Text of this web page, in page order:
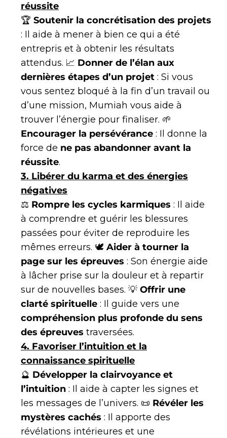
réussite
🏆 Soutenir la concrétisation des projets
: Il aide à mener à bien ce qui a été
entrepris et à obtenir les résultats
attendus. 📈 Donner de l’élan aux
dernières étapes d’un projet : Si vous
vous sentez bloqué à la fin d’un travail ou
d’une mission, Mumiah vous aide à
trouver l’énergie pour finaliser. 🌱
Encourager la persévérance : Il donne la
force de ne pas abandonner avant la
réussite.
3. Libérer du karma et des énergies
négatives
⚖ Rompre les cycles karmiques : Il aide
à comprendre et guérir les blessures
passées pour éviter de reproduire les
mêmes erreurs. 🕊 Aider à tourner la
page sur les épreuves : Son énergie aide
à lâcher prise sur la douleur et à repartir
sur de nouvelles bases. 💡 Offrir une
clarté spirituelle : Il guide vers une
compréhension plus profonde du sens
des épreuves traversées.
4. Favoriser l’intuition et la
connaissance spirituelle
🔮 Développer la clairvoyance et
l’intuition : Il aide à capter les signes et
les messages de l’univers. 📜 Révéler les
mystères cachés : Il apporte des
révélations intérieures et une